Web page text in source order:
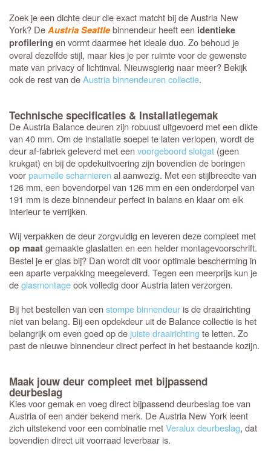
Zoek je een dichte deur die exact matcht bij de Austria New
York? DeAustria Seattlebinnendeur heeft een identieke
profilering en vormt daarmee het ideale duo. Zo behoud je
overal dezelfde stijl, maar kies je per ruimte voor de gewenste
mate van privacy of lichtinval. Nieuwsgierig naar meer? Bekijk
ook de rest van deAustria binnendeuren collectie.
Technische specificaties & Installatiegemak
De Austria Balance deuren zijn robuust uitgevoerd met een dikte
van 40 mm. Om de installatie soepel te laten verlopen, wordt de
deur af-fabriek geleverd met eenvoorgeboord slotgat (geen
krukgat) en bij de opdekuitvoering zijn bovendien de boringen
voorpaumelle scharnieren al aanwezig. Met een stijlbreedte van
126 mm, een bovendorpel van 126 mm en een onderdorpel van
191 mm is deze binnendeur perfect in balans en klaar om elk
interieur te verrijken.
Wij verpakken de deur zorgvuldig en leveren deze compleet met
op maatgemaakte glaslatten en een helder montagevoorschrift.
Bestel je er glas bij? Dan wordt dit voor optimale bescherming in
een aparte verpakking meegeleverd. Tegen een meerprijs kun je
deglasmontageook volledig door Austria laten verzorgen.
Bij het bestellen van eenstompe binnendeur is de draairichting
niet van belang. Bij een opdekdeur uit de Balance collectie is het
belangrijk om even goed op de juiste draairichtingte letten. Zo
past de nieuwe binnendeur direct perfect in het bestaande kozijn.
Maak jouw deur compleet met bijpassend
deurbeslag
Kies voor gemak en voeg direct bijpassend deurbeslag toe van
Austria of een ander bekend merk. De Austria New York leent
zich uitstekend voor een combinatie metVeralux deurbeslag, dat
bovendien direct uit voorraad leverbaar is.